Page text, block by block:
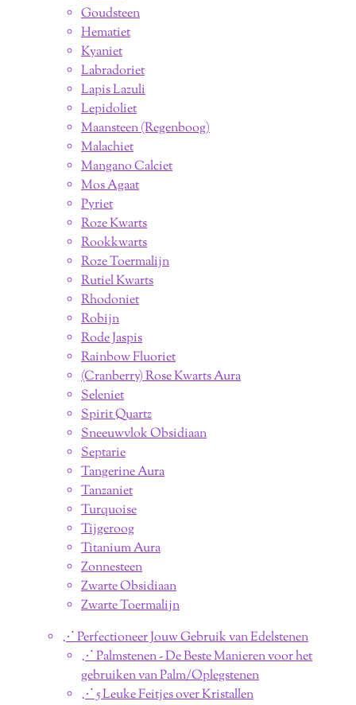
Goudsteen
Hematiet
Kyaniet
Labradoriet
Lapis Lazuli
Lepidoliet
Maansteen (Regenboog)
Malachiet
Mangano Calciet
Mos Agaat
Pyriet
Roze Kwarts
Rookkwarts
Roze Toermalijn
Rutiel Kwarts
Rhodoniet
Robijn
Rode Jaspis
Rainbow Fluoriet
(Cranberry) Rose Kwarts Aura
Seleniet
Spirit Quartz
Sneeuwvlok Obsidiaan
Septarie
Tangerine Aura
Tanzaniet
Turquoise
Tijgeroog
Titanium Aura
Zonnesteen
Zwarte Obsidiaan
Zwarte Toermalijn
⋰ Perfectioneer Jouw Gebruik van Edelstenen
⋰ Palmstenen - De Beste Manieren voor het
gebruiken van Palm/Oplegstenen
⋰ 5 Leuke Feitjes over Kristallen